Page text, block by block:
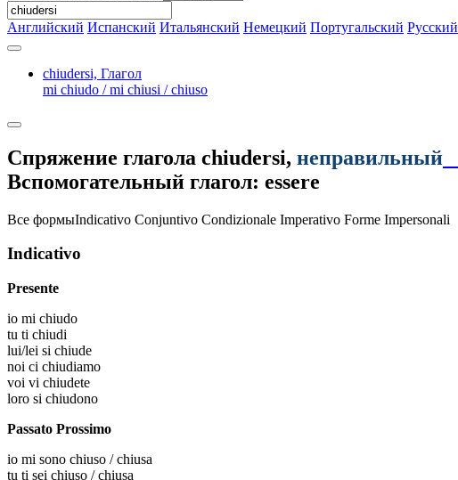
Английский Испанский Итальянский Немецкий Португальский Русский
chiudersi, Глагол
mi chiudo / mi chiusi / chiuso
Спряжение глагола chiudersi, неправильный
Вспомогательный глагол: essere
Все формыIndicativo Conjuntivo Condizionale Imperativo Forme Impersonali
Indicativo
Presente
io mi chiudo
tu ti chiudi
lui/lei si chiude
noi ci chiudiamo
voi vi chiudete
loro si chiudono
Passato Prossimo
io mi sono chiuso / chiusa
tu ti sei chiuso / chiusa